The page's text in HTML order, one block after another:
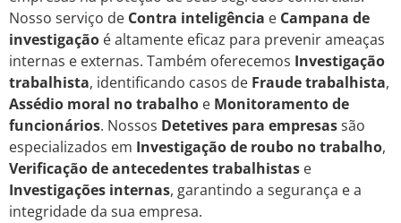
Nosso serviço de Contra inteligência e Campana de
investigação é altamente eficaz para prevenir ameaças
internas e externas. Também oferecemos Investigação
trabalhista, identificando casos de Fraude trabalhista,
Assédio moral no trabalho e Monitoramento de
funcionários. Nossos Detetives para empresassão
especializados em Investigação de roubo no trabalho,
Verificação de antecedentes trabalhistas e
Investigações internas, garantindo a segurança e a
integridade da sua empresa.